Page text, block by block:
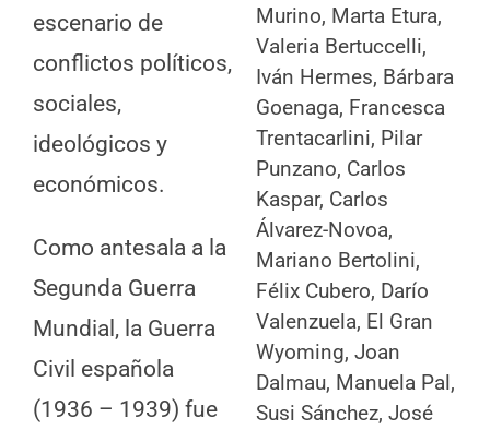
escenario de
conflictos políticos,
sociales,
ideológicos y
económicos.
Como antesala a la
Segunda Guerra
Mundial, la Guerra
Civil española
(1936 – 1939) fue
Murino, Marta Etura,
Valeria Bertuccelli,
Iván Hermes, Bárbara
Goenaga, Francesca
Trentacarlini, Pilar
Punzano, Carlos
Kaspar, Carlos
Álvarez-Novoa,
Mariano Bertolini,
Félix Cubero, Darío
Valenzuela, El Gran
Wyoming, Joan
Dalmau, Manuela Pal,
Susi Sánchez, José